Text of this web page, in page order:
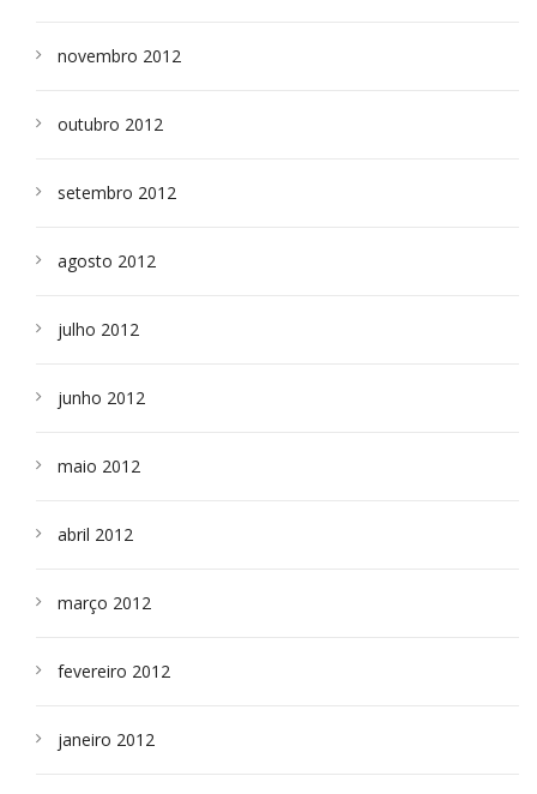
novembro 2012
outubro 2012
setembro 2012
agosto 2012
julho 2012
junho 2012
maio 2012
abril 2012
março 2012
fevereiro 2012
janeiro 2012